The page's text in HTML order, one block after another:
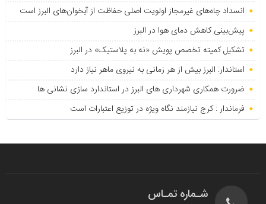
انسداد چاه‌های غیرمجاز اولویت اصلی حفاظت از آبخوان‌های البرز است
پیش‌بینی کاهش دمای هوا در البرز
تشکیل کمیته تخصص پویش «نه به پلاستیک» در البرز
استاندار: البرز بیش از هر زمانی به نیروی ماهر نیاز دارد
ضرورت همکاری شهرداری های البرز در استاندارد سازی نشانی ها
فرماندار : کرج نیازمند نگاه ویژه در توزیع اعتبارات است
شـماره تمـاس